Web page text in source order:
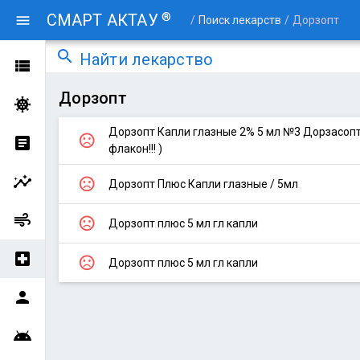
menu СМАРТ АКТАУ ® / Поиск лекарств / Дорзопт
view_list
coronavirus
article
insights
air
local_hospital
person
android
search Найти лекарство
Дорзопт
sentiment_very_dissatisfied
Дорзопт Капли глазные 2% 5 мл №3
флакон!!! )
sentiment_very_dissatisfied Дорзопт Плюс Капли глазные / 5мл
sentiment_very_dissatisfied Дорзопт плюс 5 мл гл капли
sentiment_very_dissatisfied Дорзопт плюс 5 мл гл капли